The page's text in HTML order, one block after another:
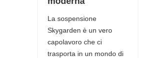
La sospensione
Skygarden è un vero
capolavoro che ci
trasporta in un mondo di